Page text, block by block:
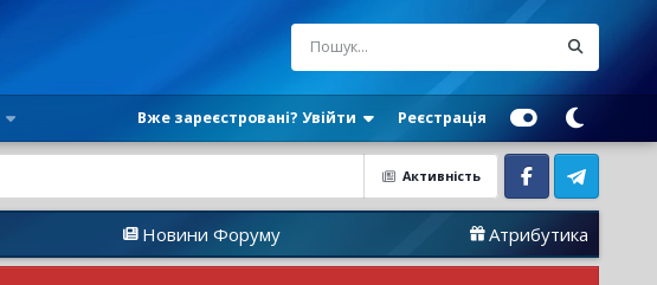
Вже зареєстровані? Увійти Реєстрація
Активність
Facebook Telegram
Новини Форуму Атрибутика